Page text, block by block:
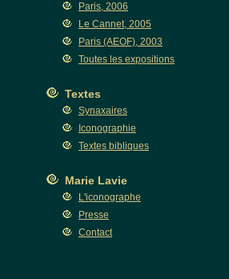
Paris, 2006
Le Cannet, 2005
Paris (AEOF), 2003
Toutes les expositions
Textes
Synaxaires
Iconographie
Textes bibliques
Marie Lavie
L'iconographe
Presse
Contact